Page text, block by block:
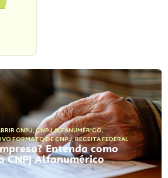
CNPJ,CNPJ ALFANUMÉRICO,
FORMATO DE CNPJ,RECEITA FEDERAL
Entenda como
CNPJ Alfanumérico